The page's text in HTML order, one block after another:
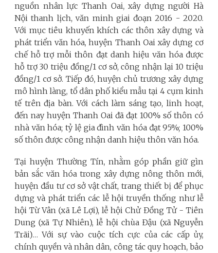
nguồn nhân lực Thanh Oai, xây dựng người Hà
Nội thanh lịch, văn minh giai đoạn 2016 - 2020.
Với mục tiêu khuyến khích các thôn xây dựng và
phát triển văn hóa, huyện Thanh Oai xây dựng cơ
chế hỗ trợ mỗi thôn đạt danh hiệu văn hóa được
hỗ trợ 30 triệu đồng/1 cơ sở, công nhận lại 10 triệu
đồng/1 cơ sở. Tiếp đó, huyện chủ trương xây dựng
mô hình làng, tổ dân phố kiểu mẫu tại 4 cụm kinh
tế trên địa bàn. Với cách làm sáng tạo, linh hoạt,
đến nay huyện Thanh Oai đã đạt 100% số thôn có
nhà văn hóa; tỷ lệ gia đình văn hóa đạt 95%; 100%
số thôn được công nhận danh hiệu thôn văn hóa.
Tại huyện Thường Tín, nhằm góp phần giữ gìn
bản sắc văn hóa trong xây dựng nông thôn mới,
huyện đầu tư cơ sở vật chất, trang thiết bị để phục
dựng và phát triển các lễ hội truyền thống như lễ
hội Từ Vân (xã Lê Lợi), lễ hội Chử Đồng Tử - Tiên
Dung (xã Tự Nhiên), lễ hội chùa Đậu (xã Nguyễn
Trãi)… Với sự vào cuộc tích cực của các cấp ủy,
chính quyền và nhân dân, công tác quy hoạch, bảo